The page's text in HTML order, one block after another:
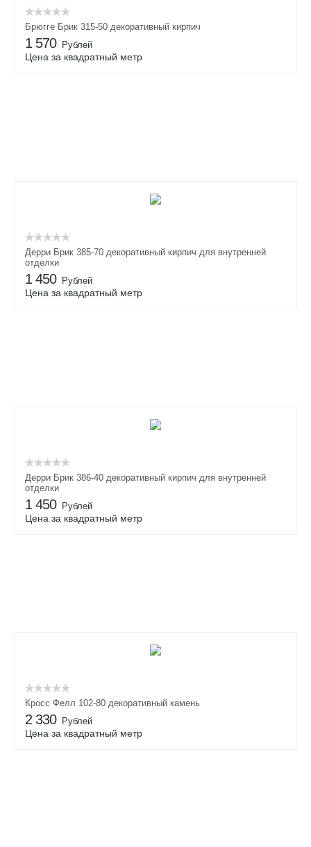
Брюгге Брик 315-50 декоративный кирпич
1 570 Рублей
Цена за квадратный метр
Дерри Брик 385-70 декоративный кирпич для внутренней
отделки
1 450 Рублей
Цена за квадратный метр
Дерри Брик 386-40 декоративный кирпич для внутренней
отделки
1 450 Рублей
Цена за квадратный метр
Кросс Фелл 102-80 декоративный камень
2 330 Рублей
Цена за квадратный метр